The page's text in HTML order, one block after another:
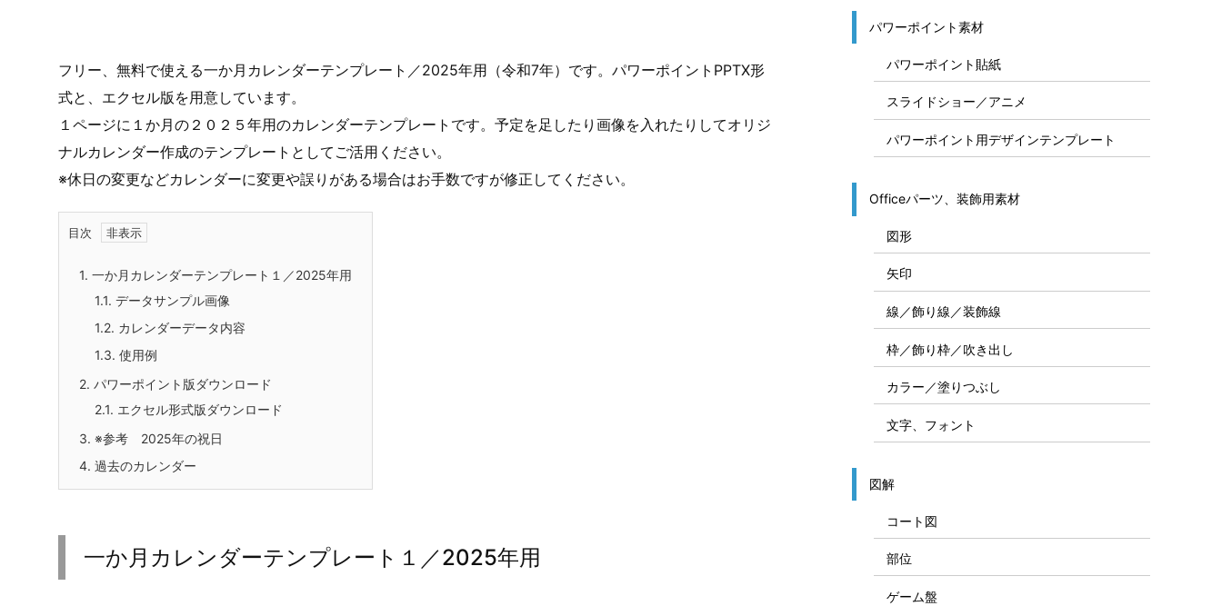
フリー、無料で使える一か月カレンダーテンプレート／2025年用（令和7年）です。パワーポイントPPTX形
式と、エクセル版を用意しています。
１ページに１か月の２０２５年用のカレンダーテンプレートです。予定を足したり画像を入れたりしてオリジ
ナルカレンダー作成のテンプレートとしてご活用ください。
※休日の変更などカレンダーに変更や誤りがある場合はお手数ですが修正してください。
目次
1. 一か月カレンダーテンプレート１／2025年用
1.1. データサンプル画像
1.2. カレンダーデータ内容
1.3. 使用例
2. パワーポイント版ダウンロード
2.1. エクセル形式版ダウンロード
3. ※参考 2025年の祝日
4. 過去のカレンダー
一か月カレンダーテンプレート１／2025年用
パワーポイント素材
パワーポイント貼紙
スライドショー／アニメ
パワーポイント用デザインテンプレート
Officeパーツ、装飾用素材
図形
矢印
線／飾り線／装飾線
枠／飾り枠／吹き出し
カラー／塗りつぶし
文字、フォント
図解
コート図
部位
ゲーム盤